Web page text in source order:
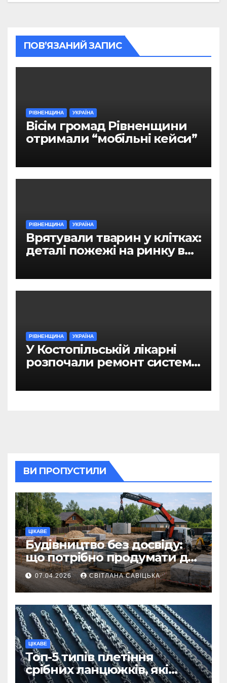
ПОВ’ЯЗАНИЙ ЗАПИС
РІВНЕНЩИНА УКРАЇНА
Вісім громад Рівненщини
отримали “мобільні кейси”
РІВНЕНЩИНА УКРАЇНА
Врятували тварин у клітках:
деталі пожежі на ринку в
РІВНЕНЩИНА УКРАЇНА
У Костопільській лікарні
розпочали ремонт системи
ВИ ПРОПУСТИЛИ
ЦІКАВЕ
Будівництво без досвіду:
що потрібно продумати до
першої доставки на
ділянку
07.04.2026 СВІТЛАНА САВІЦЬКА
ЦІКАВЕ
Топ-5 типів плетіння
срібних ланцюжків, які